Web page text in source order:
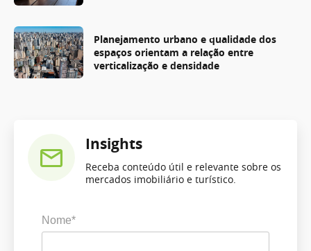
Planejamento urbano e qualidade dos
espaços orientam a relação entre
verticalização e densidade
Insights
Receba conteúdo útil e relevante sobre os
mercados imobiliário e turístico.
Nome*